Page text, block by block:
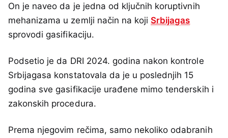
On je naveo da je jedna od ključnih koruptivnih
mehanizama u zemlji način na kojiSrbijagas
sprovodi gasifikaciju.
Podsetio je da DRI 2024. godina nakon kontrole
Srbijagasa konstatovala da je u poslednjih 15
godina sve gasifikacije urađene mimo tenderskih i
zakonskih procedura.
Prema njegovim rečima, samo nekoliko odabranih